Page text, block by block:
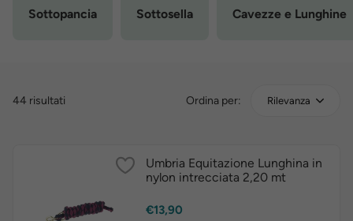
Sottopancia Sottosella Cavezze e Lunghine
44 risultati Ordina per: Rilevanza
Umbria Equitazione Lunghina in
nylon intrecciata 2,20 mt
Prezzo
€13,90